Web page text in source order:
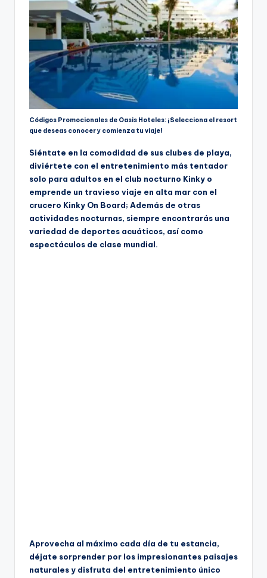
Códigos Promocionales de Oasis Hoteles: ¡Selecciona el resort
que deseas conocer y comienza tu viaje!
Siéntate en la comodidad de sus clubes de playa,
diviértete con el entretenimiento más tentador
solo para adultos en el club nocturno Kinky o
emprende un travieso viaje en alta mar con el
crucero Kinky On Board; Además de otras
actividades nocturnas, siempre encontrarás una
variedad de deportes acuáticos, así como
espectáculos de clase mundial.
Aprovecha al máximo cada día de tu estancia,
déjate sorprender por los impresionantes paisajes
naturales y disfruta del entretenimiento único